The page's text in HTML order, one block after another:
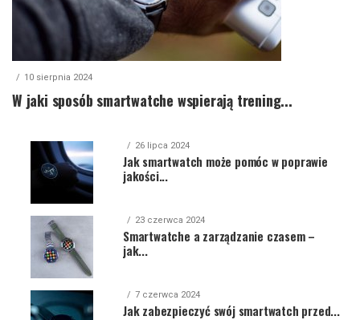
10 sierpnia 2024
W jaki sposób smartwatche wspierają trening...
26 lipca 2024
Jak smartwatch może pomóc w poprawie
jakości...
23 czerwca 2024
Smartwatche a zarządzanie czasem –
jak...
7 czerwca 2024
Jak zabezpieczyć swój smartwatch przed...